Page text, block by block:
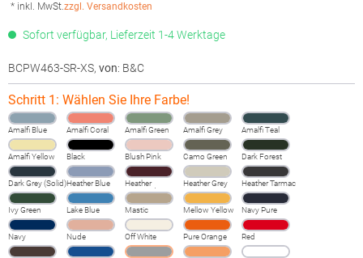
* inkl. MwSt.zzgl. Versandkosten
Sofort verfügbar, Lieferzeit 1-4 Werktage
BCPW463-SR-XS, von: B&C
Schritt 1: Wählen Sie Ihre Farbe!
Amalfi Blue Amalfi Coral Amalfi Green Amalfi Grey Amalfi Teal
Amalfi Yellow Black Blush Pink Camo Green Dark Forest
Dark Grey (Solid)Heather Blue
Heather
Burgundy
Heather Grey
Fog
Heather Tarmac
Ivy Green Lake Blue Mastic Mellow Yellow Navy Pure
Navy Nude Off White Pure Orange Red